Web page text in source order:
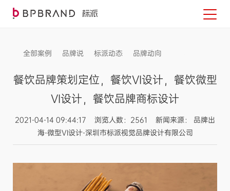
全部案例 品牌说 标派动态 品牌动向
餐饮品牌策划定位，餐饮VI设计，餐饮微型
VI设计，餐饮品牌商标设计
2021-04-14 09:44:17 浏览人数：2561 新闻来源： 品牌出
海-微型VI设计-深圳市标派视觉品牌设计有限公司